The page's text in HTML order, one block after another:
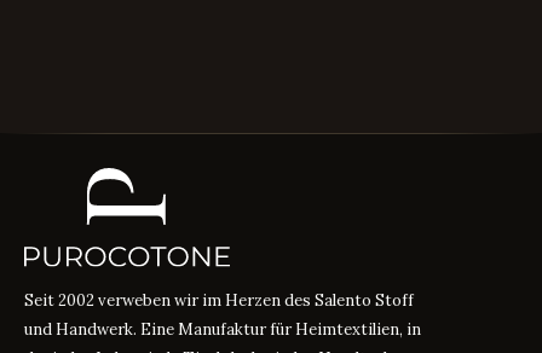
Seit 2002 verweben wir im Herzen des Salento Stoff
und Handwerk. Eine Manufaktur für Heimtextilien, in